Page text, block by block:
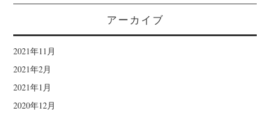
アーカイブ
2021年11月
2021年2月
2021年1月
2020年12月